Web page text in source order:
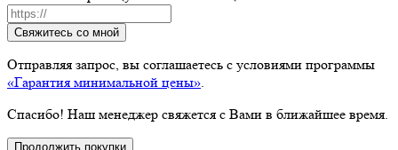
Свяжитесь со мной
Отправляя запрос, вы соглашаетесь с условиями программы
«Гарантия минимальной цены».
Спасибо! Наш менеджер свяжется с Вами в ближайшее время.
Продолжить покупки